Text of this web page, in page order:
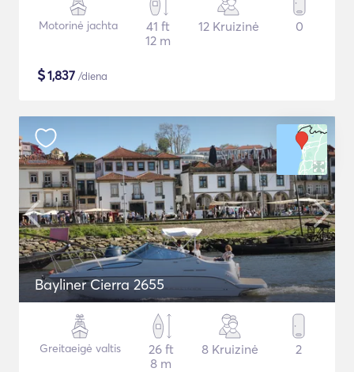
Motorinė jachta
41 ft
12 m
12 Kruizinė 0
$1,837 /diena
Bayliner Cierra 2655
Greitaeigė valtis
26 ft
8 m
8 Kruizinė 2